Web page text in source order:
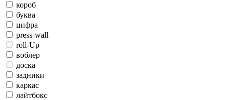
короб
буква
цифра
press-wall
roll-Up
воблер
доска
задники
каркас
лайтбокс